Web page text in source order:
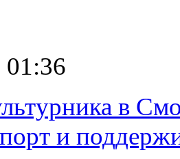
01:36
в
и